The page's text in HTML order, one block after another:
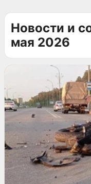
Новости и
мая 2026